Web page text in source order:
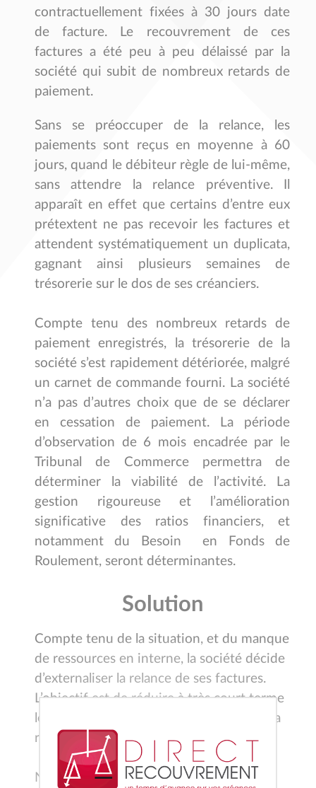
contractuellement fixées à 30 jours date
de facture.
Le recouvrement de ces
factures a été peu à peu délaissé par la
société qui subit de nombreux retards de
paiement.
Sans se préoccuper de la relance, les
paiements sont reçus en moyenne à 60
jours, quand le débiteur règle de lui-même,
sans attendre la relance préventive.
apparaît en effet que certains d’entre eux
prétextent ne pas recevoir les factures et
attendent systématiquement un duplicata,
gagnant ainsi plusieurs semaines de
trésorerie sur le dos de ses créanciers.
Compte tenu des nombreux retards de
paiement enregistrés, la trésorerie de la
société s’est rapidement détériorée, malgré
un carnet de commande fourni. La société
n’a pas d’autres choix que de se déclarer
en cessation de paiement. La période
d’observation de 6 mois encadrée par le
Tribunal de Commerce permettra de
déterminer la viabilité de l’activité. La
gestion rigoureuse et l’amélioration
significative des ratios financiers, et
notamment du Besoin en Fonds de
Roulement, seront déterminantes.
Solution
Compte tenu de la situation, et du manque
de ressources en interne, la société décide
d’externaliser la relance de ses factures.
L’objectif est de réduire à très court terme
les délais d’encaissement, sans impacter la
relation commerciale avec ses clients.
Notre cabinet propose sa solution de